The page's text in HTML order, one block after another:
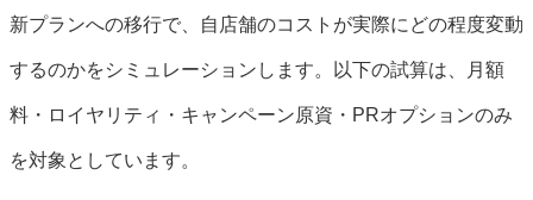
新プランへの移行で、自店舗のコストが実際にどの程度変動
するのかをシミュレーションします。以下の試算は、月額
料・ロイヤリティ・キャンペーン原資・PRオプションのみ
を対象としています。